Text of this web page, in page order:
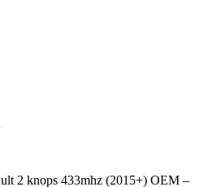
2 knops 433mhz (2015+) OEM –